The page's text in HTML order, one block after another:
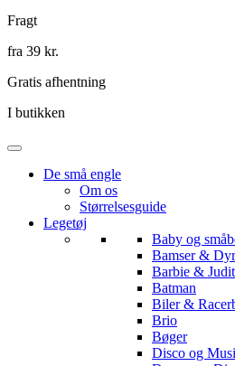
Fragt
fra 39 kr.
Gratis afhentning
I butikken
De små engle
Om os
Størrelsesguide
Legetøj
Baby og
Bamser & Dyr
Barbie &
Batman
Biler &
Brio
Bøger
Disco og